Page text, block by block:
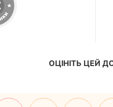
ОЦІНІТЬ ЦЕЙ